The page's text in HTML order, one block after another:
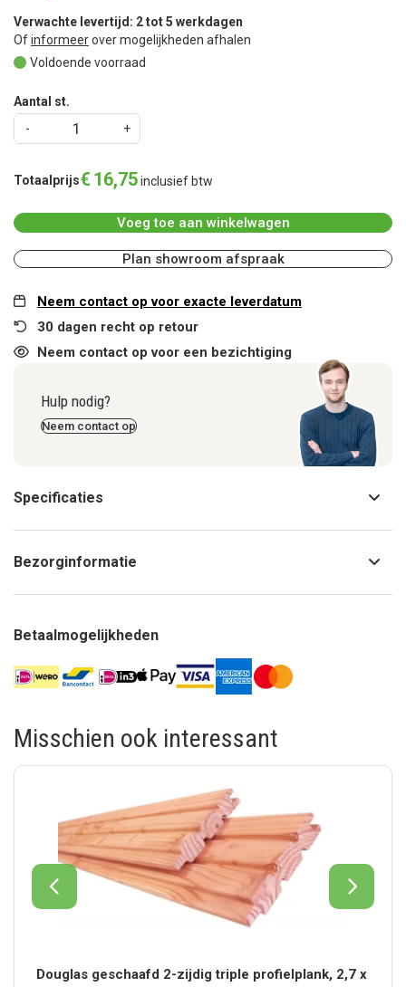
Verwachte levertijd: 2 tot 5 werkdagen
Ofinformeerover mogelijkheden afhalen
Voldoende voorraad
Aantal st.
Totaalprijs€ 16,75inclusief btw
Voeg toe aan winkelwagen
Plan showroom afspraak
Neem contact op voor exacte leverdatum
30 dagen recht op retour
Neem contact op voor een bezichtiging
Hulp nodig?
Neem contact op
Specificaties
Bezorginformatie
Betaalmogelijkheden
Misschien ook interessant
Douglas geschaafd 2-zijdig triple profielplank, 2,7 x